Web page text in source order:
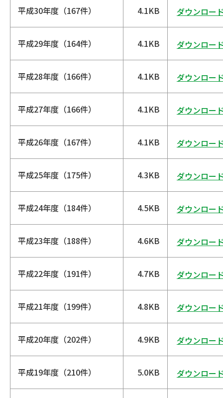
平成30年度（167件） 4.1KB ダウンロー
平成29年度（164件） 4.1KB ダウンロー
平成28年度（166件） 4.1KB ダウンロー
平成27年度（166件） 4.1KB ダウンロー
平成26年度（167件） 4.1KB ダウンロー
平成25年度（175件） 4.3KB ダウンロー
平成24年度（184件） 4.5KB ダウンロー
平成23年度（188件） 4.6KB ダウンロー
平成22年度（191件） 4.7KB ダウンロー
平成21年度（199件） 4.8KB ダウンロー
平成20年度（202件） 4.9KB ダウンロー
平成19年度（210件） 5.0KB ダウンロー